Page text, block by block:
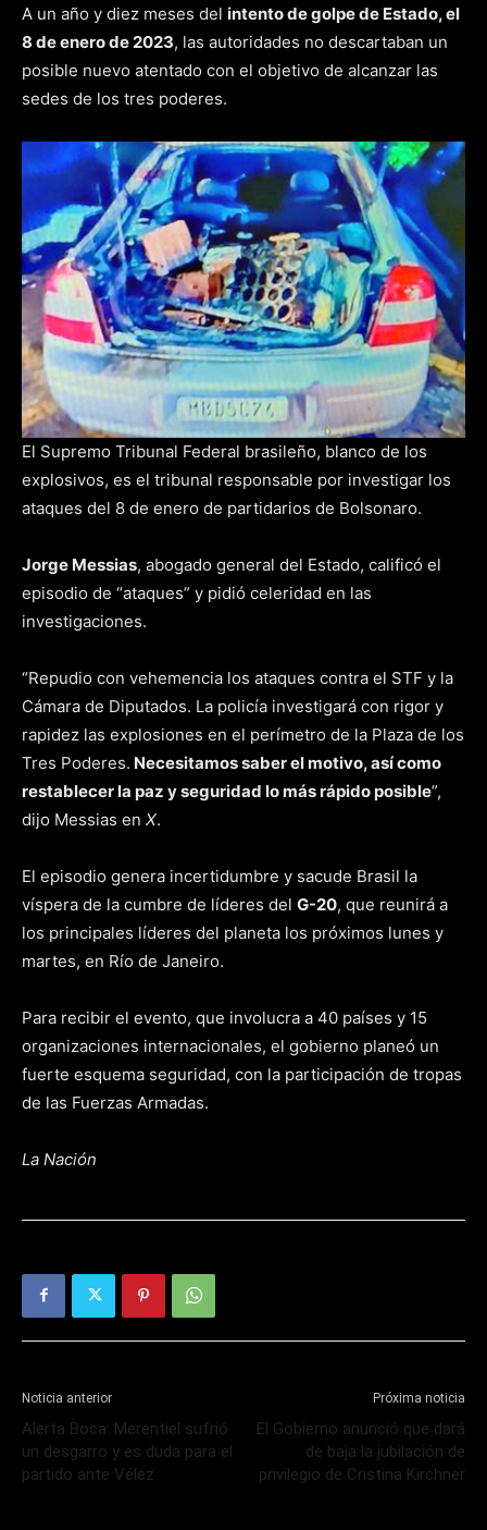
A un año y diez meses del intento de golpe de Estado, el
8 de enero de 2023, las autoridades no descartaban un
posible nuevo atentado con el objetivo de alcanzar las
sedes de los tres poderes.
El Supremo Tribunal Federal brasileño, blanco de los
explosivos, es el tribunal responsable por investigar los
ataques del 8 de enero de partidarios de Bolsonaro.
Jorge Messias, abogado general del Estado, calificó el
episodio de “ataques” y pidió celeridad en las
investigaciones.
“Repudio con vehemencia los ataques contra el STF y la
Cámara de Diputados. La policía investigará con rigor y
rapidez las explosiones en el perímetro de la Plaza de los
Tres Poderes. Necesitamos saber el motivo, así como
restablecer la paz y seguridad lo más rápido posible”,
dijo Messias en X.
El episodio genera incertidumbre y sacude Brasil la
víspera de la cumbre de líderes del G-20, que reunirá a
los principales líderes del planeta los próximos lunes y
martes, en Río de Janeiro.
Para recibir el evento, que involucra a 40 países y 15
organizaciones internacionales, el gobierno planeó un
fuerte esquema seguridad, con la participación de tropas
de las Fuerzas Armadas.
La Nación
Noticia anterior
Alerta Boca: Merentiel sufrió
un desgarro y es duda para el
partido ante Vélez
Próxima noticia
El Gobierno anunció que dará
de baja la jubilación de
privilegio de Cristina Kirchner